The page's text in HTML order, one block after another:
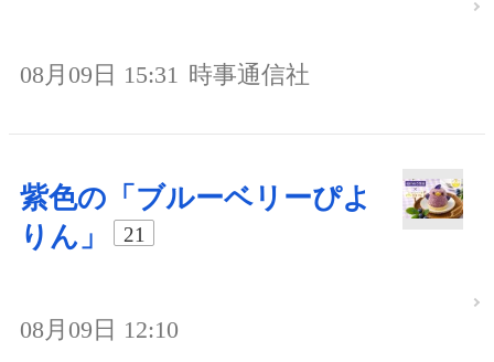
08月09日 15:31 時事通信社
紫色の「ブルーベリーぴよ
りん」
21
08月09日 12:10